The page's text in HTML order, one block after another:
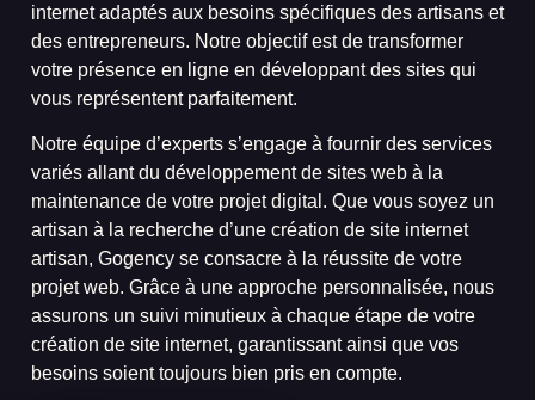
internetadaptés aux besoins spécifiques des artisans et
des entrepreneurs. Notre objectif est de transformer
votre présence en ligne en développant des sites qui
vous représentent parfaitement.
Notre équipe d’experts s’engage à fournir des services
variés allant du développement de sites web à la
maintenance de votre projet digital. Que vous soyez un
artisan à la recherche d’une création de site internet
artisan, Gogency se consacre à la réussite de votre
projet web. Grâce à une approche personnalisée, nous
assurons un suivi minutieux à chaque étape de votre
création de site internet, garantissant ainsi que vos
besoins soient toujours bien pris en compte.